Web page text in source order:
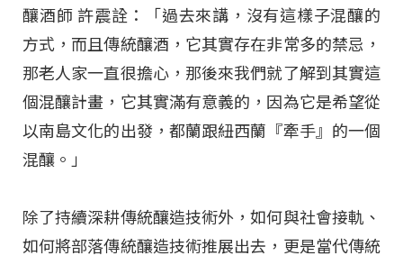
釀酒師 許震詮：「過去來講，沒有這樣子混釀的
方式，而且傳統釀酒，它其實存在非常多的禁忌，
那老人家一直很擔心，那後來我們就了解到其實這
個混釀計畫，它其實滿有意義的，因為它是希望從
以南島文化的出發，都蘭跟紐西蘭『牽手』的一個
混釀。」
除了持續深耕傳統釀造技術外，如何與社會接軌、
如何將部落傳統釀造技術推展出去，更是當代傳統